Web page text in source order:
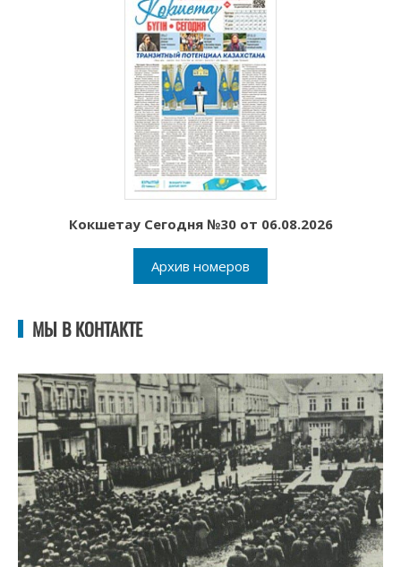
Кокшетау Сегодня №30 от 06.08.2026
Архив номеров
МЫ В КОНТАКТЕ